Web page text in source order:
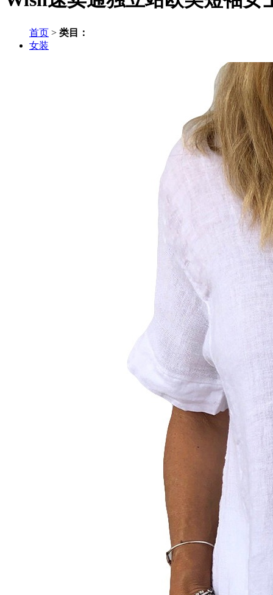
首页 > 类目：
女装